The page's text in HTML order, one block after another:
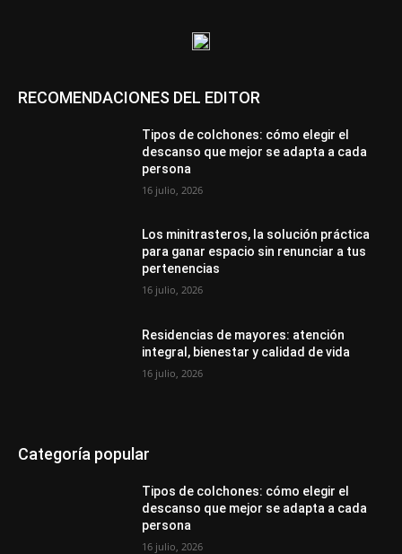
RECOMENDACIONES DEL EDITOR
Tipos de colchones: cómo elegir el
descanso que mejor se adapta a cada
persona
16 julio, 2026
Los minitrasteros, la solución práctica
para ganar espacio sin renunciar a tus
pertenencias
16 julio, 2026
Residencias de mayores: atención
integral, bienestar y calidad de vida
16 julio, 2026
Categoría popular
Tipos de colchones: cómo elegir el
descanso que mejor se adapta a cada
persona
16 julio, 2026